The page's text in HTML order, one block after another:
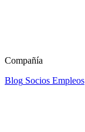
Compañía
Blog Socios Empleos